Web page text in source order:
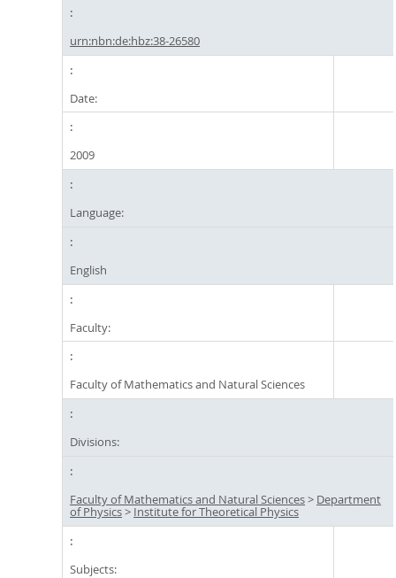
urn:nbn:de:hbz:38-26580
Date:
2009
Language:
English
Faculty:
Faculty of Mathematics and Natural Sciences
Divisions:
Faculty of Mathematics and Natural Sciences> Department
of Physics> Institute for Theoretical Physics
Subjects: